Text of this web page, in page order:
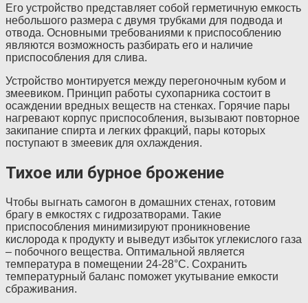
Его устройство представляет собой герметичную емкость
небольшого размера с двумя трубками для подвода и
отвода. Основными требованиями к приспособлению
являются возможность разбирать его и наличие
приспособления для слива.
Устройство монтируется между перегоночным кубом и
змеевиком. Принцип работы сухопарника состоит в
осаждении вредных веществ на стенках. Горячие пары
нагревают корпус приспособления, вызывают повторное
закипание спирта и легких фракций, пары которых
поступают в змеевик для охлаждения.
Тихое или бурное брожение
Чтобы выгнать самогон в домашних стенах, готовим
брагу в емкостях с гидрозатворами. Такие
приспособления минимизируют проникновение
кислорода к продукту и выведут избыток углекислого газа
– побочного вещества. Оптимальной является
температура в помещении 24-28°С. Сохранить
температурный баланс поможет укутывание емкости
сбраживания.